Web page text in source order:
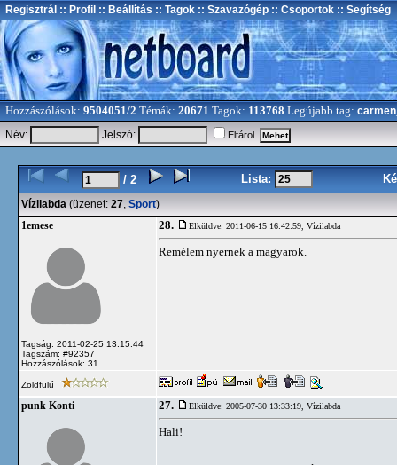
Regisztrál :: Profil :: Beállítás :: Tagok :: Szavazógép :: Csoportok :: Segítség
Hozzászólások: 9504051/2 Témák: 20671 Tagok: 113768 Legújabb tag:
Név:
Jelszó: Eltárol
/ 2 Lista:
Vízilabda (üzenet: 27, Sport)
1emese
Tagság: 2011-02-25 13:15:44
Tagszám: #92357
Hozzászólások: 31
28. Elküldve: 2011-06-15 16:42:59, Vízilabda
Remélem nyernek a magyarok.
Zöldfülű
punk Konti 27. Elküldve: 2005-07-30 13:33:19, Vízilabda
Hali!